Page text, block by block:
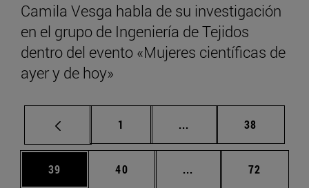
Camila Vesga habla de su investigación
en el grupo de Ingeniería de Tejidos
dentro del evento «Mujeres científicas de
ayer y de hoy»
Página
1 ... Páginas intermedias
Página
38
Página
39 Página
40 ... Páginas intermedias
Página
72